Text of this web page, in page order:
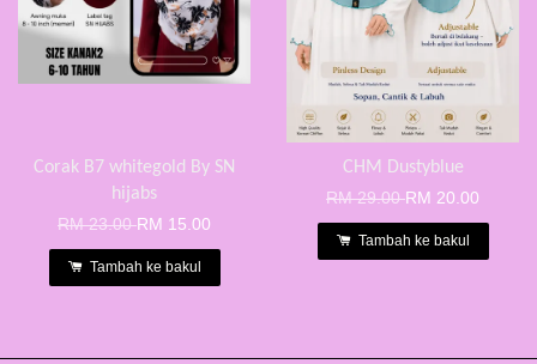
Corak B7 whitegold By SN
hijabs
RM 23.00RM 15.00
Tambah ke bakul
CHM Dustyblue
RM 29.00RM 20.00
Tambah ke bakul